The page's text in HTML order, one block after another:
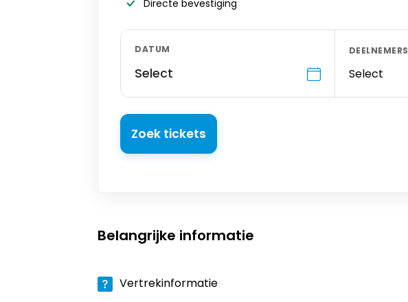
Directe bevestiging
DATUM
Select
DEELNEMERS
Select
Zoek tickets
Belangrijke informatie
Vertrekinformatie